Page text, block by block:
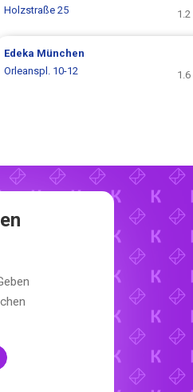
Holzstraße 25
Edeka München
Orleanspl. 10-12